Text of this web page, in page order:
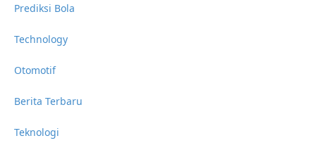
Prediksi Bola
Technology
Otomotif
Berita Terbaru
Teknologi